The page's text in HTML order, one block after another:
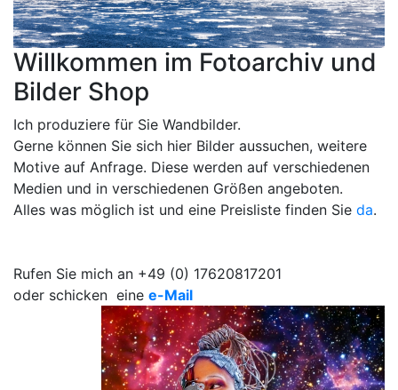
Willkommen im Fotoarchiv und
Bilder Shop
Ich produziere für Sie Wandbilder.
Gerne können Sie sich hier Bilder aussuchen, weitere
Motive auf Anfrage. Diese werden auf verschiedenen
Medien und in verschiedenen Größen angeboten.
Alles was möglich ist und eine Preisliste finden Sie da.
Rufen Sie mich an +49 (0) 17620817201
oder schicken eine e-Mail